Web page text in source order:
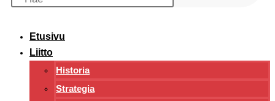
Etusivu
Liitto
Historia
Strategia